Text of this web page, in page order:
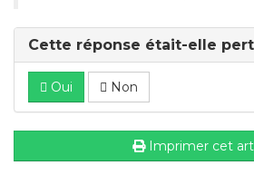
Cette réponse était-elle
Oui Non
Imprimer cet